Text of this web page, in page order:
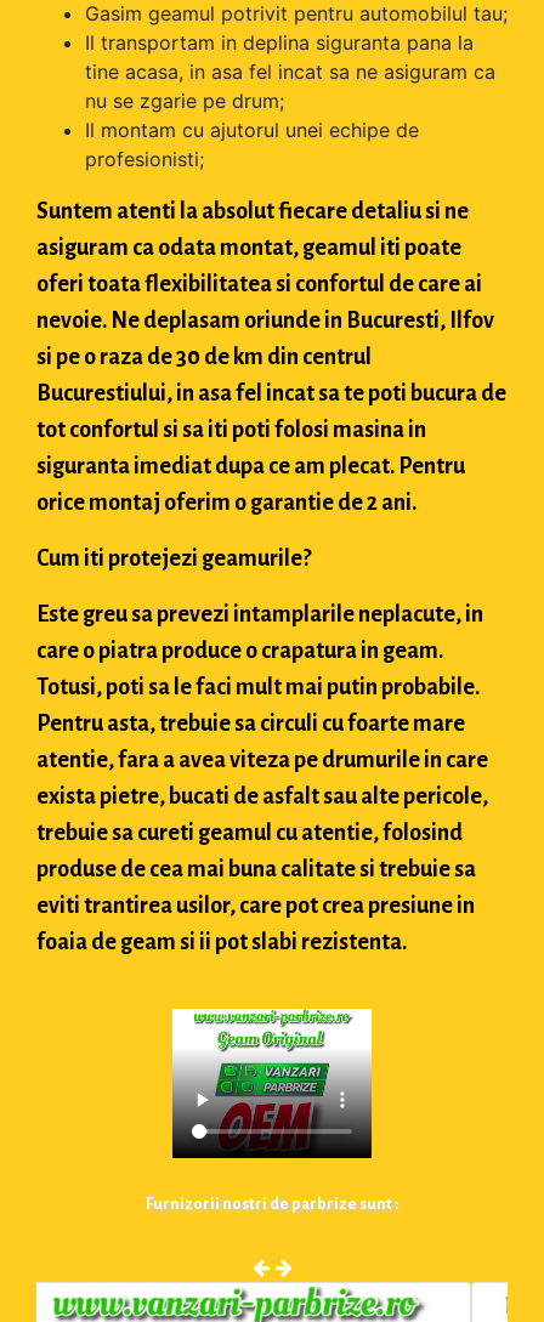
Gasim geamul potrivit pentru automobilul tau;
Il transportam in deplina siguranta pana la
tine acasa, in asa fel incat sa ne asiguram ca
nu se zgarie pe drum;
Il montam cu ajutorul unei echipe de
profesionisti;
Suntem atenti la absolut fiecare detaliu si ne
asiguram ca odata montat, geamul iti poate
oferi toata flexibilitatea si confortul de care ai
nevoie. Ne deplasam oriunde in Bucuresti, Ilfov
si pe o raza de 30 de km din centrul
Bucurestiului, in asa fel incat sa te poti bucura de
tot confortul si sa iti poti folosi masina in
siguranta imediat dupa ce am plecat. Pentru
orice montaj oferim o garantie de 2 ani.
Cum iti protejezi geamurile?
Este greu sa prevezi intamplarile neplacute, in
care o piatra produce o crapatura in geam.
Totusi, poti sa le faci mult mai putin probabile.
Pentru asta, trebuie sa circuli cu foarte mare
atentie, fara a avea viteza pe drumurile in care
exista pietre, bucati de asfalt sau alte pericole,
trebuie sa cureti geamul cu atentie, folosind
produse de cea mai buna calitate si trebuie sa
eviti trantirea usilor, care pot crea presiune in
foaia de geam si ii pot slabi rezistenta.
Furnizorii nostri de parbrize sunt :